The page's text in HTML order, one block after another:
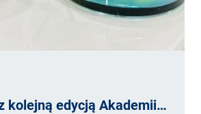
kolejną edycją Akademii…